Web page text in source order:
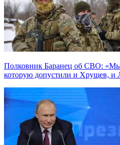
Полковник Баранец об СВО: «Мы
которую допустили и Хрущев, и